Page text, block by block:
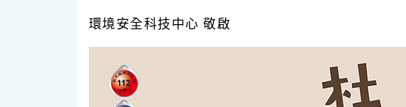
環境安全科技中心 敬啟